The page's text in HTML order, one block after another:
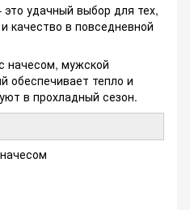
удачный выбор для тех,
качество в повседневной
начесом, мужской
обеспечивает тепло и
в прохладный сезон.